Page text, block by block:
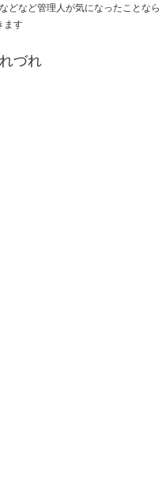
どなど管理人が気になったことなら
ます
づれ